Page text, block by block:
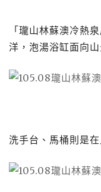
「瓏山林蘇澳冷熱
洋，泡湯浴缸面向山
洗手台、馬桶則是